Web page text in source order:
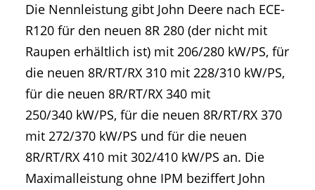
Die Nennleistung gibt John Deere nach ECE-
R120 für den neuen 8R 280 (der nicht mit
Raupen erhältlich ist) mit 206/280 kW/PS, für
die neuen 8R/RT/RX 310 mit 228/310 kW/PS,
für die neuen 8R/RT/RX 340 mit
250/340 kW/PS, für die neuen 8R/RT/RX 370
mit 272/370 kW/PS und für die neuen
8R/RT/RX 410 mit 302/410 kW/PS an. Die
Maximalleistung ohne IPM beziffert John